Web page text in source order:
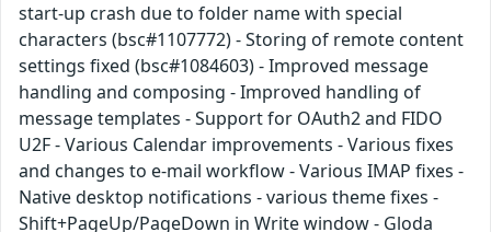
start-up crash due to folder name with special
characters (bsc#1107772) - Storing of remote content
settings fixed (bsc#1084603) - Improved message
handling and composing - Improved handling of
message templates - Support for OAuth2 and FIDO
U2F - Various Calendar improvements - Various fixes
and changes to e-mail workflow - Various IMAP fixes -
Native desktop notifications - various theme fixes -
Shift+PageUp/PageDown in Write window - Gloda